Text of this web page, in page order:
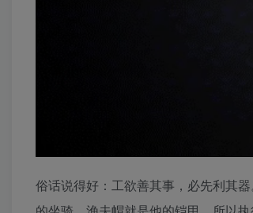
俗话说得好：工欲善其事，必先利其